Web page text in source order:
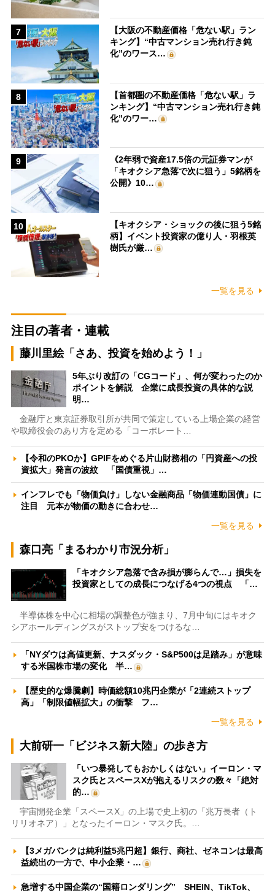
7
【大阪の不動産価格「危ない駅」ラン
キング】“中古マンション売れ行き鈍
化”のワース…
8
【首都圏の不動産価格「危ない駅」ラ
ンキング】“中古マンション売れ行き鈍
化”のワー…
9
《2年弱で資産17.5倍の元証券マンが
「キオクシア急落で次に狙う」5銘柄を
公開》10…
10
【キオクシア・ショックの後に狙う5銘
柄】イベント投資家の億り人・羽根英
樹氏が厳…
一覧を見る
注目の著者・連載
藤川里絵「さあ、投資を始めよう！」
5年ぶり改訂の「CGコード」、何が変わったのか
ポイントを解説 企業に成長投資の具体的な説
明…
金融庁と東京証券取引所が共同で策定している上場企業の経営
や取締役会のあり方を定める「コーポレート…
【令和のPKOか】GPIFをめぐる片山財務相の「円資産への投
資拡大」発言の波紋 「国債重視」…
インフレでも「物価負け」しない金融商品「物価連動国債」に
注目 元本が物価の動きに合わせ…
一覧を見る
森口亮「まるわかり市況分析」
「キオクシア急落で含み損が膨らんで…」損失を
投資家としての成長につなげる4つの視点 「…
半導体株を中心に相場の調整色が強まり、7月中旬にはキオク
シアホールディングスがストップ安をつけるな…
「NYダウは高値更新、ナスダック・S&P500は足踏み」が意味
する米国株市場の変化 半…
【歴史的な爆騰劇】時価総額10兆円企業が「2連続ストップ
高」「制限値幅拡大」の衝撃 フ…
一覧を見る
大前研一「ビジネス新大陸」の歩き方
「いつ暴発してもおかしくはない」イーロン・マ
スク氏とスペースXが抱えるリスクの数々「絶対
的…
宇宙開発企業「スペースX」の上場で史上初の「兆万長者（ト
リリオネア）」となったイーロン・マスク氏。…
【3メガバンクは純利益5兆円超】銀行、商社、ゼネコンは最高
益続出の一方で、中小企業・…
急増する中国企業の“国籍ロンダリング” SHEIN、TikTok、